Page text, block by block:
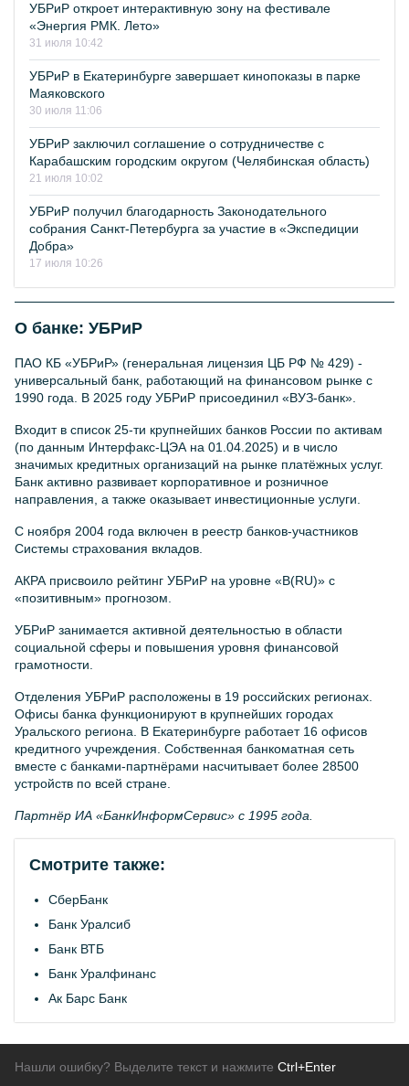
УБРиР откроет интерактивную зону на фестивале
«Энергия РМК. Лето»
31 июля 10:42
УБРиР в Екатеринбурге завершает кинопоказы в парке
Маяковского
30 июля 11:06
УБРиР заключил соглашение о сотрудничестве с
Карабашским городским округом (Челябинская область)
21 июля 10:02
УБРиР получил благодарность Законодательного
собрания Санкт-Петербурга за участие в «Экспедиции
Добра»
17 июля 10:26
О банке: УБРиР
ПАО КБ «УБРиР» (генеральная лицензия ЦБ РФ № 429) -
универсальный банк, работающий на финансовом рынке с
1990 года. В 2025 году УБРиР присоединил «ВУЗ-банк».
Входит в список 25-ти крупнейших банков России по активам
(по данным Интерфакс-ЦЭА на 01.04.2025) и в число
значимых кредитных организаций на рынке платёжных услуг.
Банк активно развивает корпоративное и розничное
направления, а также оказывает инвестиционные услуги.
С ноября 2004 года включен в реестр банков-участников
Системы страхования вкладов.
АКРА присвоило рейтинг УБРиР на уровне «B(RU)» с
«позитивным» прогнозом.
УБРиР занимается активной деятельностью в области
социальной сферы и повышения уровня финансовой
грамотности.
Отделения УБРиР расположены в 19 российских регионах.
Офисы банка функционируют в крупнейших городах
Уральского региона. В Екатеринбурге работает 16 офисов
кредитного учреждения. Собственная банкоматная сеть
вместе с банками-партнёрами насчитывает более 28500
устройств по всей стране.
Партнёр ИА «БанкИнформСервис» с 1995 года.
Смотрите также:
СберБанк
Банк Уралсиб
Банк ВТБ
Банк Уралфинанс
Ак Барс Банк
Нашли ошибку? Выделите текст и нажмите Ctrl+Enter